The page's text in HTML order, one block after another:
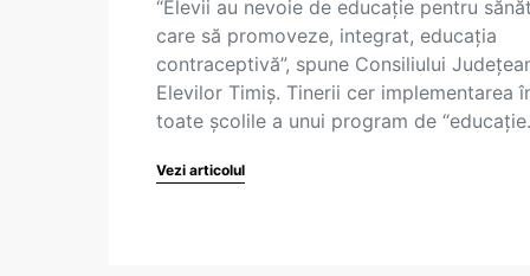
“Elevii au nevoie de educație pentru
care să promoveze, integrat, educația
contraceptivă”, spune Consiliului
Elevilor Timiș. Tinerii cer implementarea
toate școlile a unui program de
Vezi articolul